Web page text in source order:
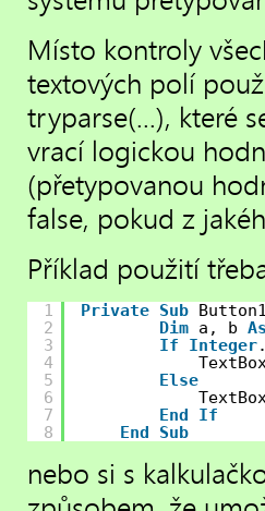
Místo kontroly
textových polí
tryparse(...), které
vrací logickou
(přetypovanou
false, pokud z
Příklad použití
1
2
3
4
5
6
7
8
Private Sub
Dim
a, b
If
Integer
Else
End
If
End
Sub
nebo si s